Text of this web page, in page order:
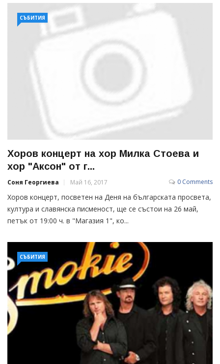
СЪБИТИЯ
Хоров концерт на хор Милка Стоева и
хор "Аксон" от г...
Соня Георгиева Май 16, 2017 0 Comments
Хоров концерт, посветен на Деня на българската просвета,
култура и славянска писменост, ще се състои на 26 май,
петък от 19:00 ч. в "Магазия 1", ко...
СЪБИТИЯ